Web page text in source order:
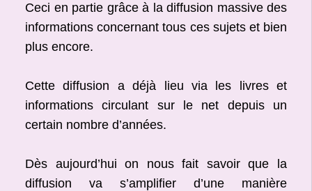
Ceci en partie grâce à la diffusion massive des
informations concernant tous ces sujets et bien
plus encore.
Cette diffusion a déjà lieu via les livres et
informations circulant sur le net depuis un
certain nombre d’années.
Dès aujourd’hui on nous fait savoir que la
diffusion va s’amplifier d’une manière